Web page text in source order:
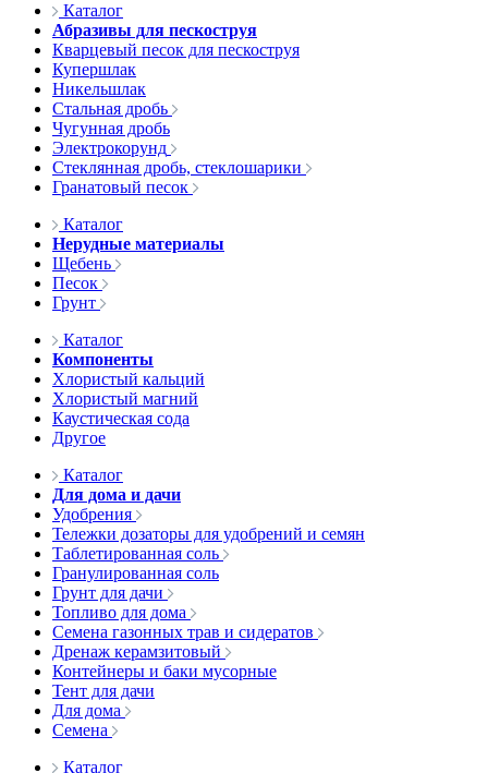
Каталог
Абразивы для пескоструя
Кварцевый песок для пескоструя
Купершлак
Никельшлак
Стальная дробь
Чугунная дробь
Электрокорунд
Стеклянная дробь, стеклошарики
Гранатовый песок
Каталог
Нерудные материалы
Щебень
Песок
Грунт
Каталог
Компоненты
Хлористый кальций
Хлористый магний
Каустическая сода
Другое
Каталог
Для дома и дачи
Удобрения
Тележки дозаторы для удобрений и семян
Таблетированная соль
Гранулированная соль
Грунт для дачи
Топливо для дома
Семена газонных трав и сидератов
Дренаж керамзитовый
Контейнеры и баки мусорные
Тент для дачи
Для дома
Семена
Каталог